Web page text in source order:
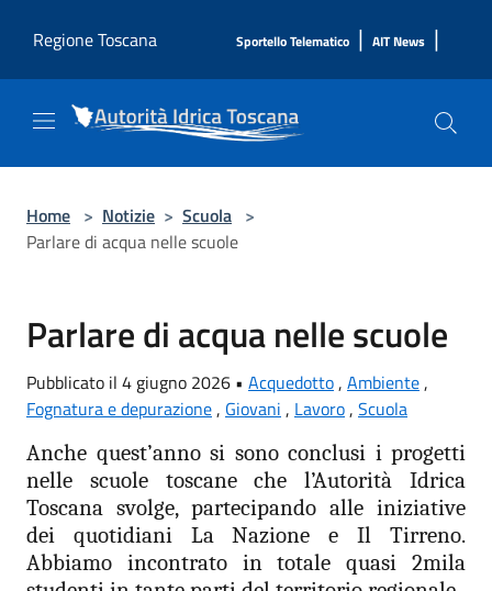
Regione Toscana
Sportello Telematico | AIT News |
Home > Notizie > Scuola >
Parlare di acqua nelle scuole
Parlare di acqua nelle scuole
Pubblicato il 4 giugno 2026 • Acquedotto, Ambiente,
Fognatura e depurazione, Giovani , Lavoro, Scuola
Anche quest’anno si sono conclusi i progetti
nelle scuole toscane che l’Autorità Idrica
Toscana svolge, partecipando alle iniziative
dei quotidiani La Nazione e Il Tirreno.
Abbiamo incontrato in totale quasi 2mila